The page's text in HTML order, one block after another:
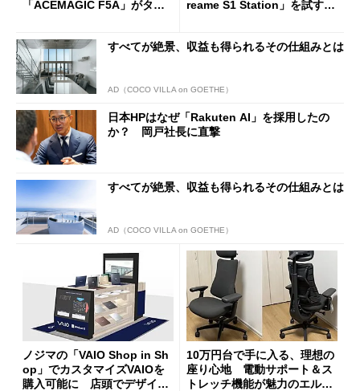
「ACEMAGIC F5A」がタイ
reame S1 Station」を試す
すべてが絶景、収益も得られるその仕組みとは
AD（COCO VILLA on GOETHE）
日本HPはなぜ「Rakuten AI」を採用したの
か？ 岡戸社長に直撃
すべてが絶景、収益も得られるその仕組みとは
AD（COCO VILLA on GOETHE）
ノジマの「VAIO Shop in Sh
op」でカスタマイズVAIOを
購入可能に 店頭でデザイン
10万円台で手に入る、理想の
座り心地 電動サポート＆ス
トレッチ機能が魅力のエルゴ